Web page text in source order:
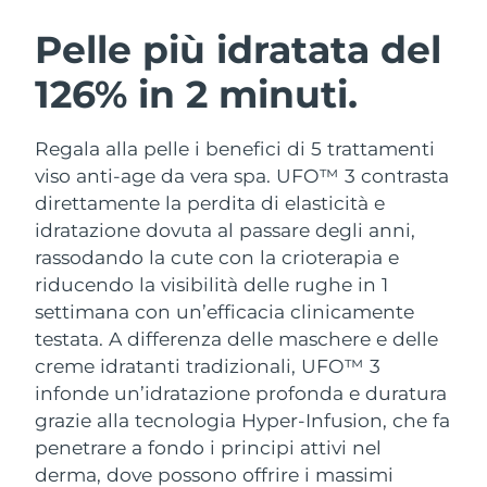
Pelle più idratata del
126% in 2 minuti.
Regala alla pelle i benefici di 5 trattamenti
viso anti-age da vera spa. UFO™ 3 contrasta
direttamente la perdita di elasticità e
idratazione dovuta al passare degli anni,
rassodando la cute con la crioterapia e
riducendo la visibilità delle rughe in 1
settimana con un’efficacia clinicamente
testata. A differenza delle maschere e delle
creme idratanti tradizionali, UFO™ 3
infonde un’idratazione profonda e duratura
grazie alla tecnologia Hyper-Infusion, che fa
penetrare a fondo i principi attivi nel
derma, dove possono offrire i massimi
LUNA™ 4 pacchetto
Anti-aging massage
LUNA™ 4 Plus
Massage, LED heating
LUNA™ 4 Men
For men, anti-aging massage
BEAR™ 2 pacchetto
Microcurrent toning
BEAR™ 2 go
Microcurrent toning on-the-go
BEAR™ 2 eyes & lips
Microcurrent line smoothing device
Idratazione
UFO™ 3 pacchetto
Deep facial hydration
UFO™ 3 LED
Near-infrared and red light therapy
device
Igiene orale
issa™ 4
Hybrid silicone sonic toothbrush
issa™ 4 plus
Smart hybrid silicone sonic toothbrush
TRATTAMENTI ANTI-AGE FAQ™
Anti-age Trattamenti LED
NEW
Austria Consegna stimata8/10/26
Bahrein Consegna stimata
Belgio
Bermuda Consegna stimata8/16/26
Bosnia ed
Erzegovina
Consegna stimata
Brunei Consegna stimata8/15/26
Bulgaria Consegna stimata
Canada Consegna stimata8/14/26
Cile Consegna stimata